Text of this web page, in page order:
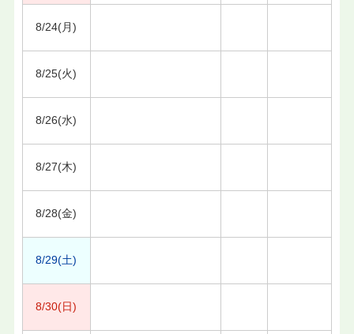
8/24(月)
8/25(火)
8/26(水)
8/27(木)
8/28(金)
8/29(土)
8/30(日)